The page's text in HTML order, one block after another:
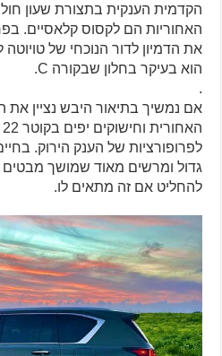
הקדמית הענקית בתצורת שעון חול
האחוריות הם לקסוס קלאסיים.
את הדמיון לדור הנוכחי של טויוטה
הוא בעיקר בחלון שבקורה C.
אם נמשיך בתיאור היבש נציין את
לפרופורציות של הענק הירוק.
להחליט אם זה מתאים לו.